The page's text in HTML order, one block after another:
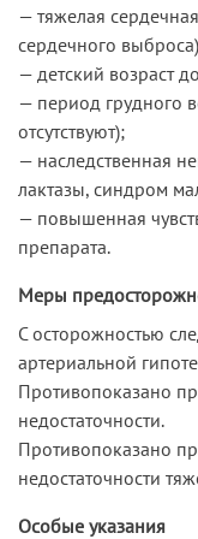
— тяжелая
сердечного
— детский возраст
— период грудного
отсутствуют);
— наследственная
лактазы, синдром
— повышенная
препарата.
Меры
С осторожностью
артериальной
Противопоказано
недостаточности.
Противопоказано
недостаточности
Особые указания